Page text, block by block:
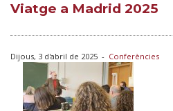
Viatge a Madrid 2025
Dijous, 3 d'abril de 2025 - Conferències